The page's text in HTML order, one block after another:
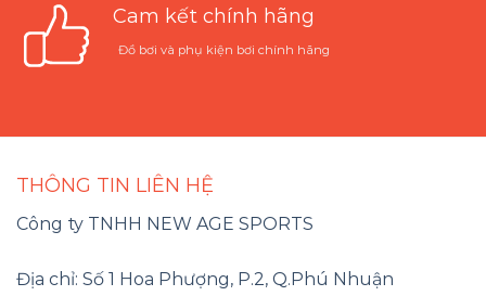
Cam kết chính hãng
Đồ bơi và phụ kiện bơi chính hãng
THÔNG TIN LIÊN HỆ
Công ty TNHH NEW AGE SPORTS
Địa chỉ: Số 1 Hoa Phượng, P.2, Q.Phú Nhuận